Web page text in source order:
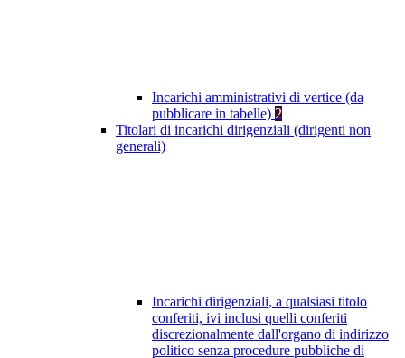
Incarichi amministrativi di vertice (da
pubblicare in tabelle) 2
Titolari di incarichi dirigenziali (dirigenti non
generali)
Incarichi dirigenziali, a qualsiasi titolo
conferiti, ivi inclusi quelli conferiti
discrezionalmente dall'organo di indirizzo
politico senza procedure pubbliche di